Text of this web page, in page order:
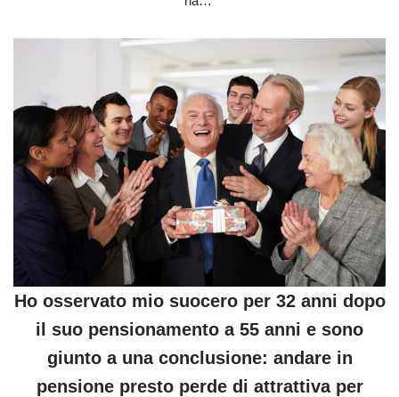
Ho osservato mio suocero per 32 anni dopo
il suo pensionamento a 55 anni e sono
giunto a una conclusione: andare in
pensione presto perde di attrattiva per